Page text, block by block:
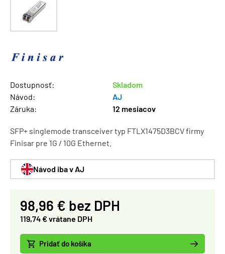
Dostupnosť:
Skladom
Návod:
AJ
Záruka:
12 mesiacov
SFP+ singlemode transceiver typ FTLX1475D3BCV firmy
Finisar pre 1G / 10G Ethernet.
Návod iba v AJ
98,96 € bez DPH
119,74 € vrátane DPH
Pridať do košíka